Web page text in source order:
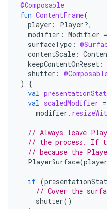
@Composable
fun ContentFrame(
player :
Player?,
modifier : Modifier =
surfaceType :
contentScale :
keepContentOnReset :
shutter :
)
{
val
val scaledModifier =
modifier .
// Always leave
// the process. If
// because the
PlayerSurface(player
if (
// Cover the
shutter()